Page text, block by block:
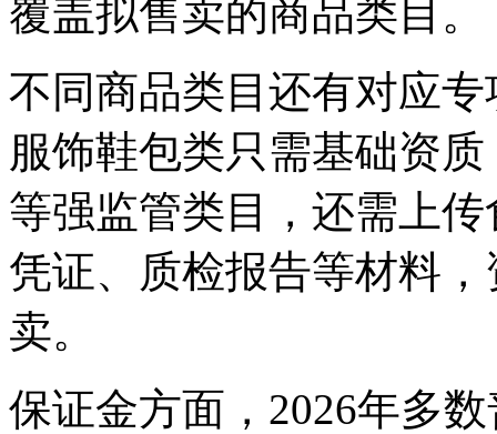
覆盖拟售卖的商品类目。
不同商品类目还有对应
服饰鞋包类只需基础资
等强监管类目，还需上
凭证、质检报告等材料
卖。
保证金方面，2026年多